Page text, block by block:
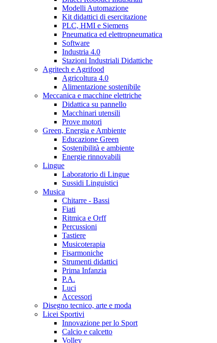
Modelli Automazione
Kit didattici di esercitazione
PLC, HMI e Siemens
Pneumatica ed elettropneumatica
Software
Industria 4.0
Stazioni Industriali Didattiche
Agritech e Agrifood
Agricoltura 4.0
Alimentazione sostenibile
Meccanica e macchine elettriche
Didattica su pannello
Macchinari utensili
Prove motori
Green, Energia e Ambiente
Educazione Green
Sostenibilità e ambiente
Energie rinnovabili
Lingue
Laboratorio di Lingue
Sussidi Linguistici
Musica
Chitarre - Bassi
Fiati
Ritmica e Orff
Percussioni
Tastiere
Musicoterapia
Fisarmoniche
Strumenti didattici
Prima Infanzia
P.A.
Luci
Accessori
Disegno tecnico, arte e moda
Licei Sportivi
Innovazione per lo Sport
Calcio e calcetto
Volley